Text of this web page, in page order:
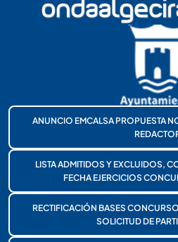
ANUNCIO EMCALSA PROPUESTA
LISTA ADMITIDOS Y EXCLUIDOS,
FECHA EJERCICIOS
RECTIFICACIÓN BASES
SOLICITUD DE